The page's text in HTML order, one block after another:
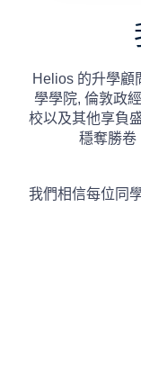
Helios 的升學顧
學學院, 倫敦政
校以及其他享負
穩奪勝卷
我們相信每位同